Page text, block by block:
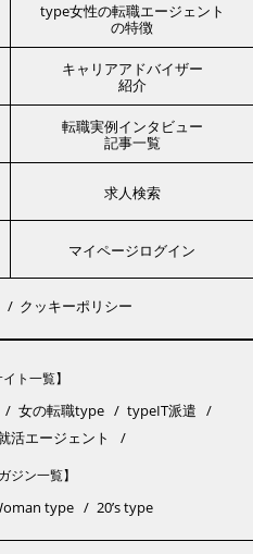
type女性の転職エージェント
の特徴
キャリアアドバイザー
紹介
転職実例インタビュー
記事一覧
求人検索
マイページログイン
クッキーポリシー
イト一覧】
女の転職type
typeIT派遣
活エージェント
ジン一覧】
type 20’s type